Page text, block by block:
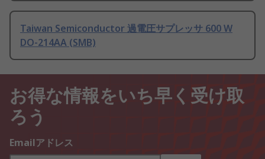
Taiwan Semiconductor 過電圧サプレッサ 600 W
DO-214AA (SMB)
お得な情報をいち早く受け取
ろう
Emailアドレス